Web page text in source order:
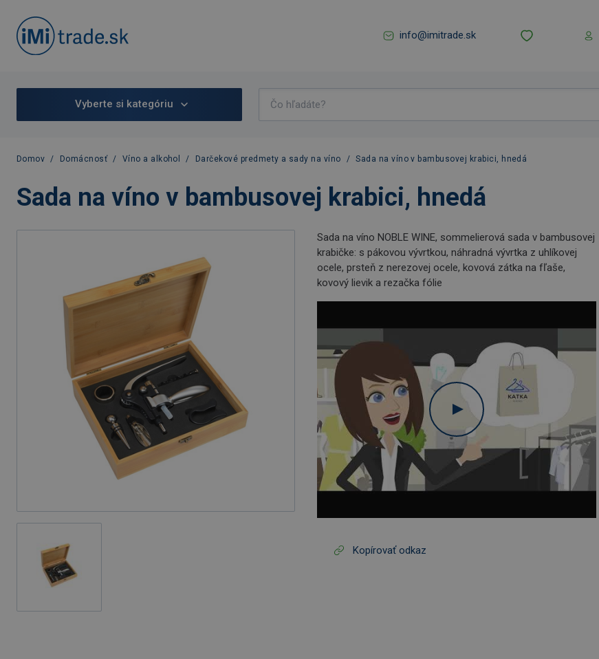
info@imitrade.sk
Vyberte si kategóriu
Domov / Domácnosť / Víno a alkohol / Darčekové predmety a sady na víno / Sada na víno v bambusovej krabici, hnedá
Sada na víno v bambusovej krabici, hnedá
Sada na víno NOBLE WINE, sommelierová sada v bambusovej
krabičke: s pákovou vývrtkou, náhradná vývrtka z uhlíkovej
ocele, prsteň z nerezovej ocele, kovová zátka na fľaše,
kovový lievik a rezačka fólie
Kopírovať odkaz